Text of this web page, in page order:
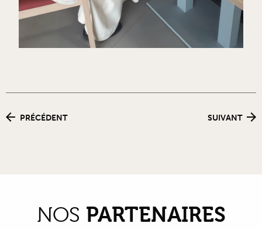
PRÉCÉDENT SUIVANT
NOS PARTENAIRES